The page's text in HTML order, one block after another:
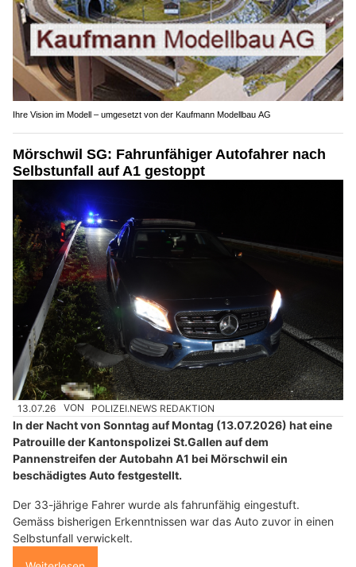
Ihre Vision im Modell – umgesetzt von der Kaufmann Modellbau AG
Mörschwil SG: Fahrunfähiger Autofahrer nach
Selbstunfall auf A1 gestoppt
13.07.26 VON POLIZEI.NEWS REDAKTION
In der Nacht von Sonntag auf Montag (13.07.2026) hat eine
Patrouille der Kantonspolizei St.Gallen auf dem
Pannenstreifen der Autobahn A1 bei Mörschwil ein
beschädigtes Auto festgestellt.
Der 33-jährige Fahrer wurde als fahrunfähig eingestuft.
Gemäss bisherigen Erkenntnissen war das Auto zuvor in einen
Selbstunfall verwickelt.